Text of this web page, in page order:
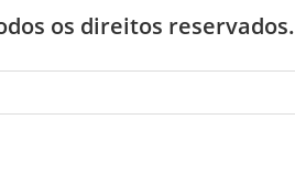
os direitos reservados.